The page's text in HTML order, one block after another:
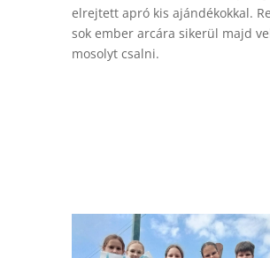
elrejtett apró kis ajándékokkal.
sok ember arcára sikerül majd
mosolyt csalni.